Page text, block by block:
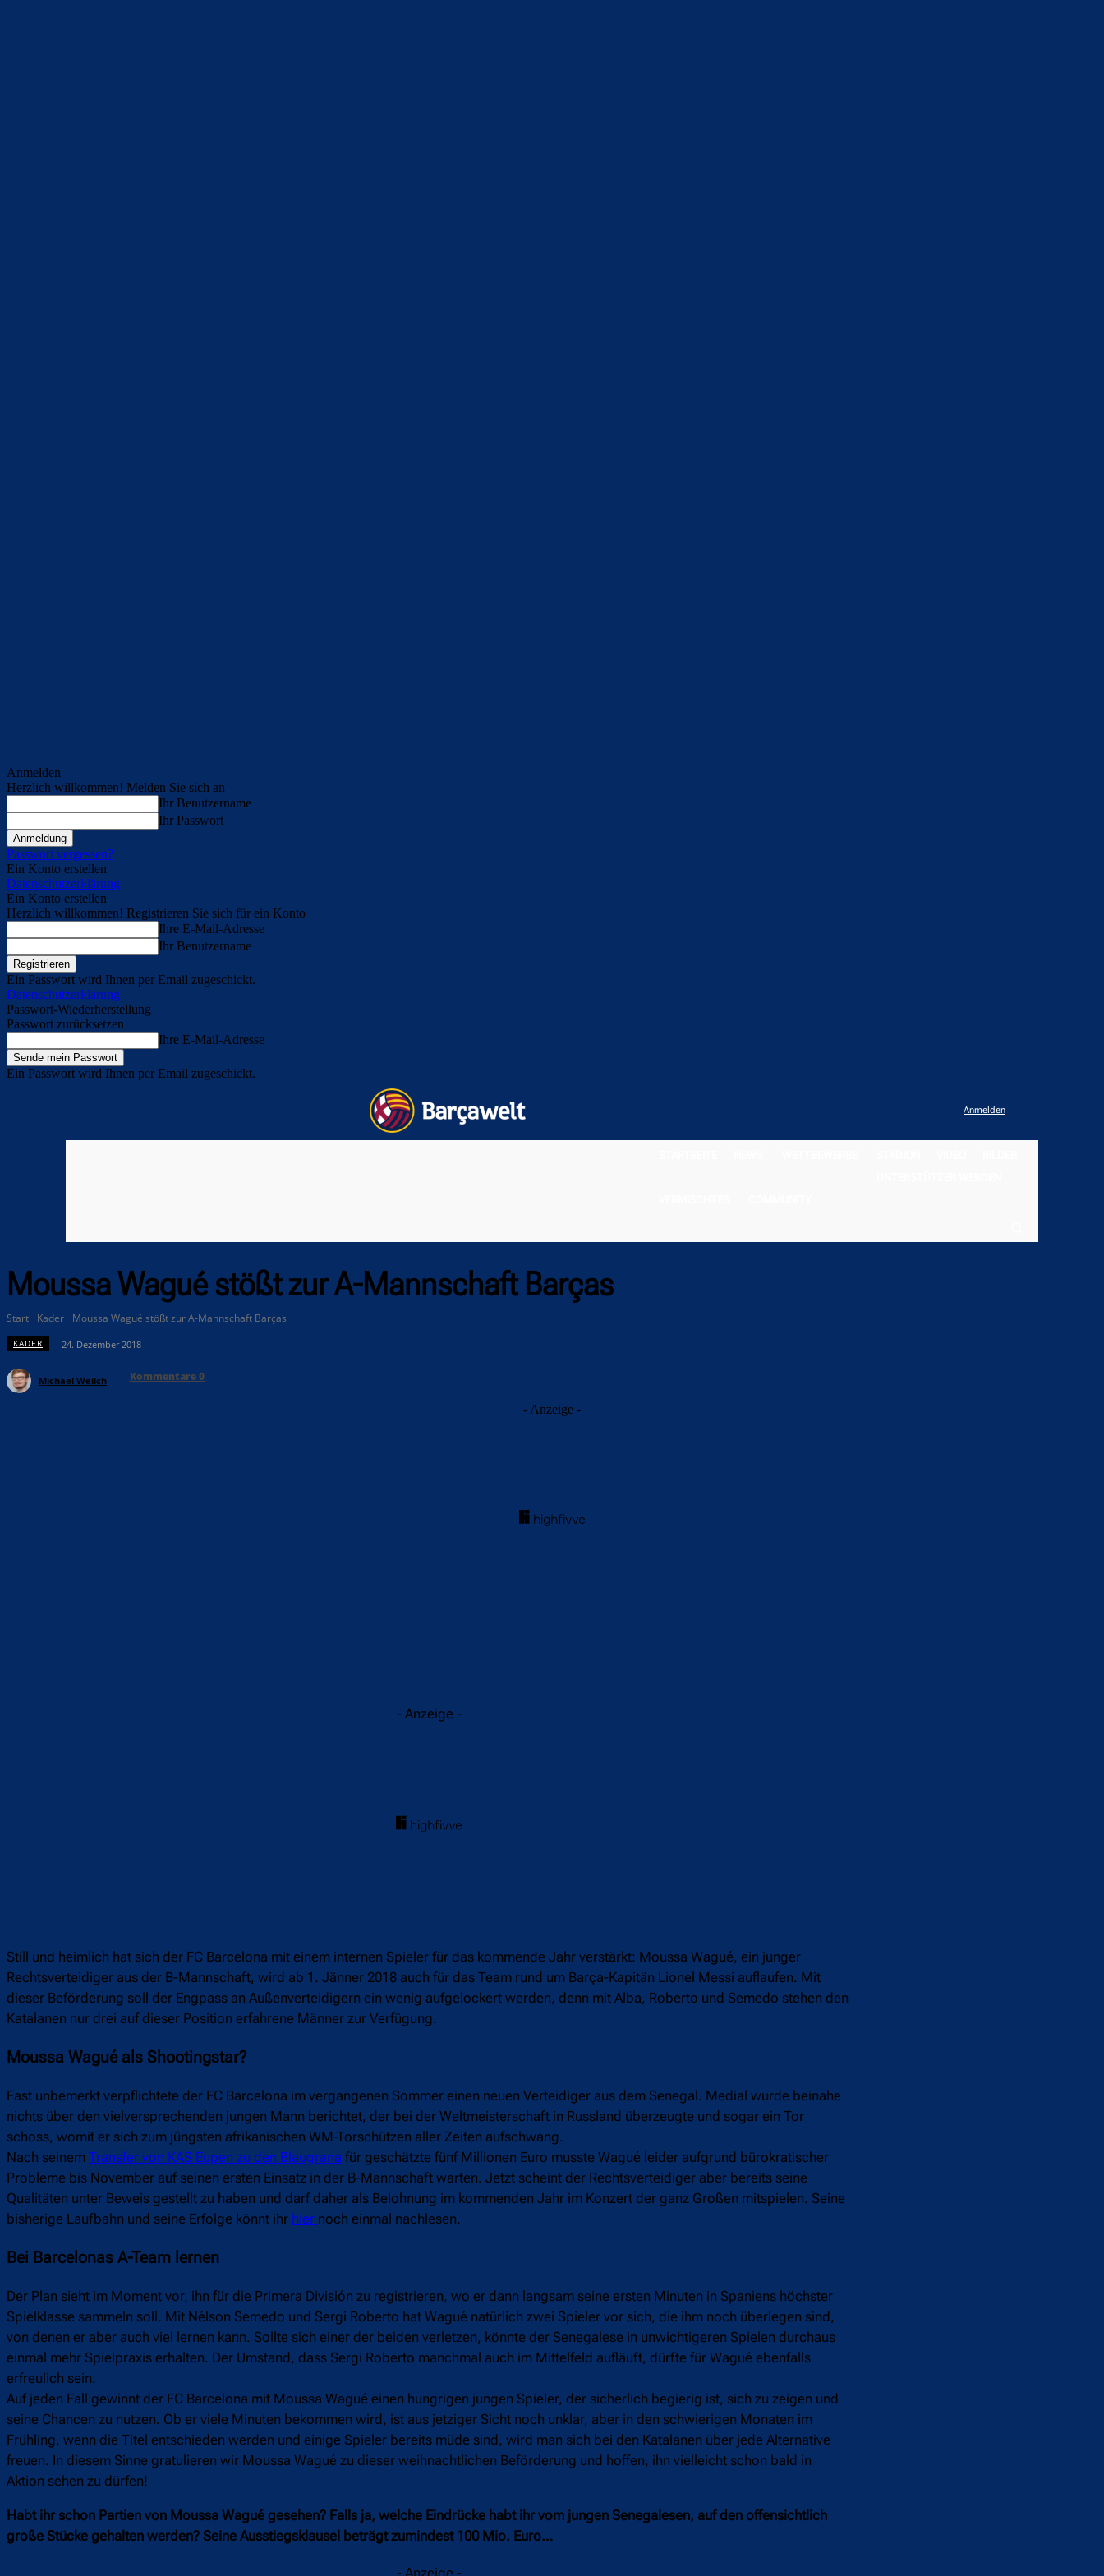
Anmelden
Herzlich willkommen! Melden Sie sich an
Ihr Benutzername
Ihr Passwort
Passwort vergessen?
Ein Konto erstellen
Datenschutzerklärung
Ein Konto erstellen
Herzlich willkommen! Registrieren Sie sich für ein Konto
Ihre E-Mail-Adresse
Ihr Benutzername
Ein Passwort wird Ihnen per Email zugeschickt.
Datenschutzerklärung
Passwort-Wiederherstellung
Passwort zurücksetzen
Ihre E-Mail-Adresse
Ein Passwort wird Ihnen per Email zugeschickt.
Anmelden
Moussa Wagué stößt zur A-Mannschaft Barças
Start Kader Moussa Wagué stößt zur A-Mannschaft Barças
KADER 24. Dezember 2018
Michael Weilch Kommentare0
- Anzeige -
- Anzeige -
Still und heimlich hat sich der FC Barcelona mit einem internen Spieler für das kommende Jahr verstärkt: Moussa Wagué, ein junger
Rechtsverteidiger aus der B-Mannschaft, wird ab 1. Jänner 2018 auch für das Team rund um Barça-Kapitän Lionel Messi auflaufen. Mit
dieser Beförderung soll der Engpass an Außenverteidigern ein wenig aufgelockert werden, denn mit Alba, Roberto und Semedo stehen den
Katalanen nur drei auf dieser Position erfahrene Männer zur Verfügung.
Moussa Wagué als Shootingstar?
Fast unbemerkt verpflichtete der FC Barcelona im vergangenen Sommer einen neuen Verteidiger aus dem Senegal. Medial wurde beinahe
nichts über den vielversprechenden jungen Mann berichtet, der bei der Weltmeisterschaft in Russland überzeugte und sogar ein Tor
schoss, womit er sich zum jüngsten afrikanischen WM-Torschützen aller Zeiten aufschwang.
Nach seinem Transfer von KAS Eupen zu den Blaugrana für geschätzte fünf Millionen Euro musste Wagué leider aufgrund bürokratischer
Probleme bis November auf seinen ersten Einsatz in der B-Mannschaft warten. Jetzt scheint der Rechtsverteidiger aber bereits seine
Qualitäten unter Beweis gestellt zu haben und darf daher als Belohnung im kommenden Jahr im Konzert der ganz Großen mitspielen. Seine
bisherige Laufbahn und seine Erfolge könnt ihr hier noch einmal nachlesen.
Bei Barcelonas A-Team lernen
Der Plan sieht im Moment vor, ihn für die Primera División zu registrieren, wo er dann langsam seine ersten Minuten in Spaniens höchster
Spielklasse sammeln soll. Mit Nélson Semedo und Sergi Roberto hat Wagué natürlich zwei Spieler vor sich, die ihm noch überlegen sind,
von denen er aber auch viel lernen kann. Sollte sich einer der beiden verletzen, könnte der Senegalese in unwichtigeren Spielen durchaus
einmal mehr Spielpraxis erhalten. Der Umstand, dass Sergi Roberto manchmal auch im Mittelfeld aufläuft, dürfte für Wagué ebenfalls
erfreulich sein.
Auf jeden Fall gewinnt der FC Barcelona mit Moussa Wagué einen hungrigen jungen Spieler, der sicherlich begierig ist, sich zu zeigen und
seine Chancen zu nutzen. Ob er viele Minuten bekommen wird, ist aus jetziger Sicht noch unklar, aber in den schwierigen Monaten im
Frühling, wenn die Titel entschieden werden und einige Spieler bereits müde sind, wird man sich bei den Katalanen über jede Alternative
freuen. In diesem Sinne gratulieren wir Moussa Wagué zu dieser weihnachtlichen Beförderung und hoffen, ihn vielleicht schon bald in
Aktion sehen zu dürfen!
Habt ihr schon Partien von Moussa Wagué gesehen? Falls ja, welche Eindrücke habt ihr vom jungen Senegalesen, auf den offensichtlich
große Stücke gehalten werden? Seine Ausstiegsklausel beträgt zumindest 100 Mio. Euro…
- Anzeige -